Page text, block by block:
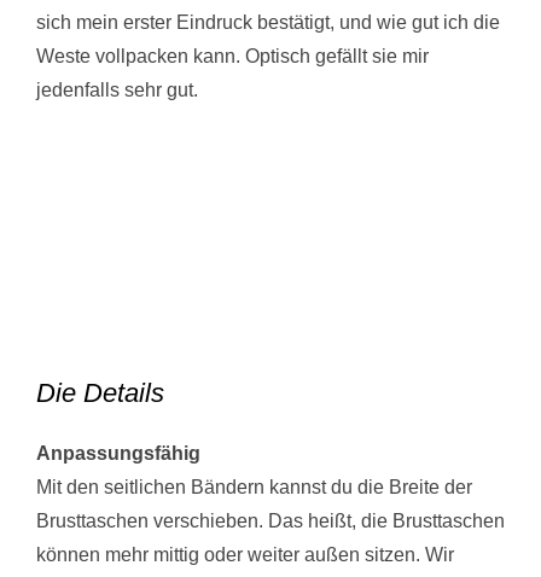
sich mein erster Eindruck bestätigt, und wie gut ich die
Weste vollpacken kann. Optisch gefällt sie mir
jedenfalls sehr gut.
Die Details
Anpassungsfähig
Mit den seitlichen Bändern kannst du die Breite der
Brusttaschen verschieben. Das heißt, die Brusttaschen
können mehr mittig oder weiter außen sitzen. Wir